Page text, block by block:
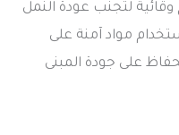
لتجنب عودة النمل
مواد آمنة على
على جودة المبنى